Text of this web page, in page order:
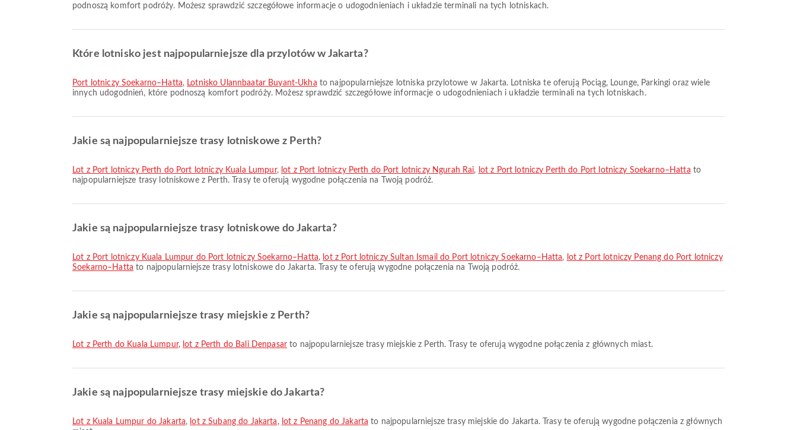
podnoszą komfort podróży. Możesz sprawdzić szczegółowe informacje o udogodnieniach i układzie terminali na tych lotniskach.
Które lotnisko jest najpopularniejsze dla przylotów w Jakarta?
Port lotniczy Soekarno–Hatta, Lotnisko Ulannbaatar Buyant-Ukha to najpopularniejsze lotniska przylotowe w Jakarta. Lotniska te oferują Pociąg, Lounge, Parkingi oraz wiele
innych udogodnień, które podnoszą komfort podróży. Możesz sprawdzić szczegółowe informacje o udogodnieniach i układzie terminali na tych lotniskach.
Jakie są najpopularniejsze trasy lotniskowe z Perth?
lot z Port lotniczy Perth do Port lotniczy Kuala Lumpur, lot z Port lotniczy Perth do Port lotniczy Ngurah Rai, lot z Port lotniczy Perth do Port lotniczy Soekarno–Hatta to
najpopularniejsze trasy lotniskowe z Perth. Trasy te oferują wygodne połączenia na Twoją podróż.
Jakie są najpopularniejsze trasy lotniskowe do Jakarta?
lot z Port lotniczy Kuala Lumpur do Port lotniczy Soekarno–Hatta, lot z Port lotniczy Sultan Ismail do Port lotniczy Soekarno–Hatta, lot z Port lotniczy Penang do Port lotniczy
Soekarno–Hatta to najpopularniejsze trasy lotniskowe do Jakarta. Trasy te oferują wygodne połączenia na Twoją podróż.
Jakie są najpopularniejsze trasy miejskie z Perth?
lot z Perth do Kuala Lumpur, lot z Perth do Bali Denpasarto najpopularniejsze trasy miejskie z Perth. Trasy te oferują wygodne połączenia z głównych miast.
Jakie są najpopularniejsze trasy miejskie do Jakarta?
lot z Kuala Lumpur do Jakarta, lot z Subang do Jakarta , lot z Penang do Jakarta to najpopularniejsze trasy miejskie do Jakarta. Trasy te oferują wygodne połączenia z głównych